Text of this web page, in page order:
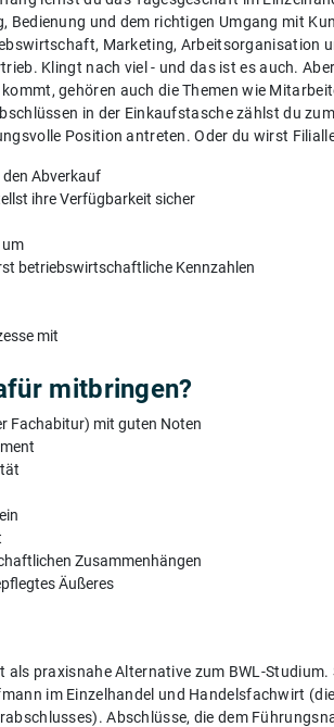
Bedienung und dem richtigen Umgang mit
Marketing, Arbeitsorganisation
Klingt nach viel - und das ist es auch.
gehören auch die Themen wie
in der Einkaufstasche zählst du
Position antreten. Oder du wirst
Abverkauf
ihre Verfügbarkeit sicher
um
betriebswirtschaftliche Kennzahlen
mit
mitbringen?
Fachabitur) mit guten Noten
Zusammenhängen
Äußeres
als praxisnahe Alternative zum BWL-
im Einzelhandel und Handelsfachwirt
Abschlüsse, die dem